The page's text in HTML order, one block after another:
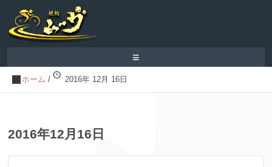
≡
ホーム / 2016年 12月 16日
2016年12月16日